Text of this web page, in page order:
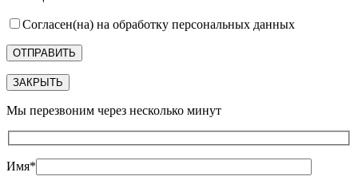
Согласен(на) на обработку персональных данных
ЗАКРЫТЬ
Мы перезвоним через несколько минут
Имя*